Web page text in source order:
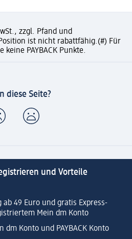
zzgl. Pfand und
ist nicht rabattfähig.(#) Für
PAYBACK Punkte.
diese Seite?
und Vorteile
49 Euro und gratis Express-
Mein dm Konto
dm Konto und PAYBACK Konto